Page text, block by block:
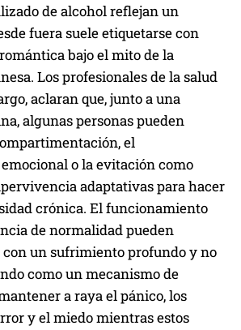
de alcohol reflejan un
fuera suele etiquetarse con
bajo el mito de la
Los profesionales de la salud
aclaran que, junto a una
algunas personas pueden
el
o la evitación como
adaptativas para hacer
crónica. El funcionamiento
de normalidad pueden
con un sufrimiento profundo y no
como un mecanismo de
a raya el pánico, los
y el miedo mientras estos